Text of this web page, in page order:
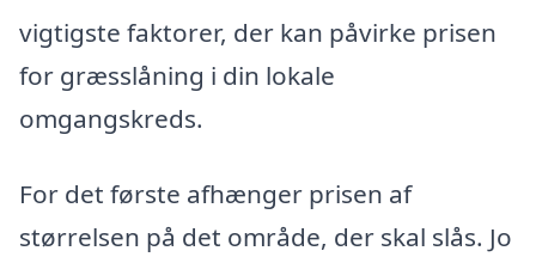
vigtigste faktorer, der kan påvirke prisen
for græsslåning i din lokale
omgangskreds.
For det første afhænger prisen af
størrelsen på det område, der skal slås. Jo